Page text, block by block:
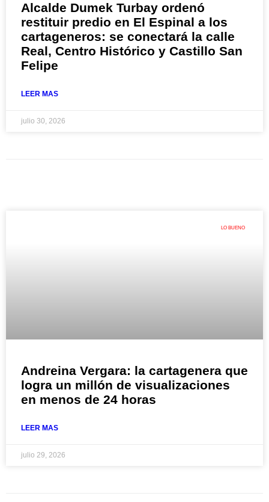
Alcalde Dumek Turbay ordenó
restituir predio en El Espinal a los
cartageneros: se conectará la calle
Real, Centro Histórico y Castillo San
Felipe
LEER MAS
julio 30, 2026
LO BUENO
Andreina Vergara: la cartagenera que
logra un millón de visualizaciones
en menos de 24 horas
LEER MAS
julio 29, 2026